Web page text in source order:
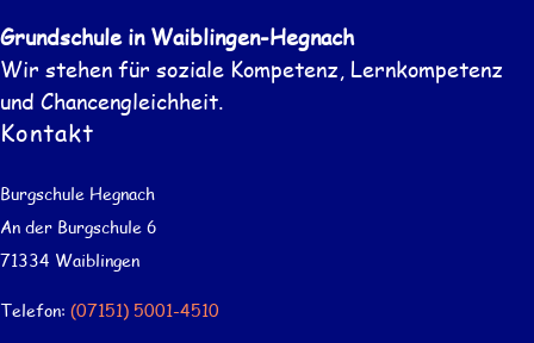
Grundschule in Waiblingen-Hegnach
Wir stehen für soziale Kompetenz, Lernkompetenz
und Chancengleichheit.
Kontakt
Burgschule Hegnach
An der Burgschule 6
71334 Waiblingen
Telefon: (07151) 5001-4510